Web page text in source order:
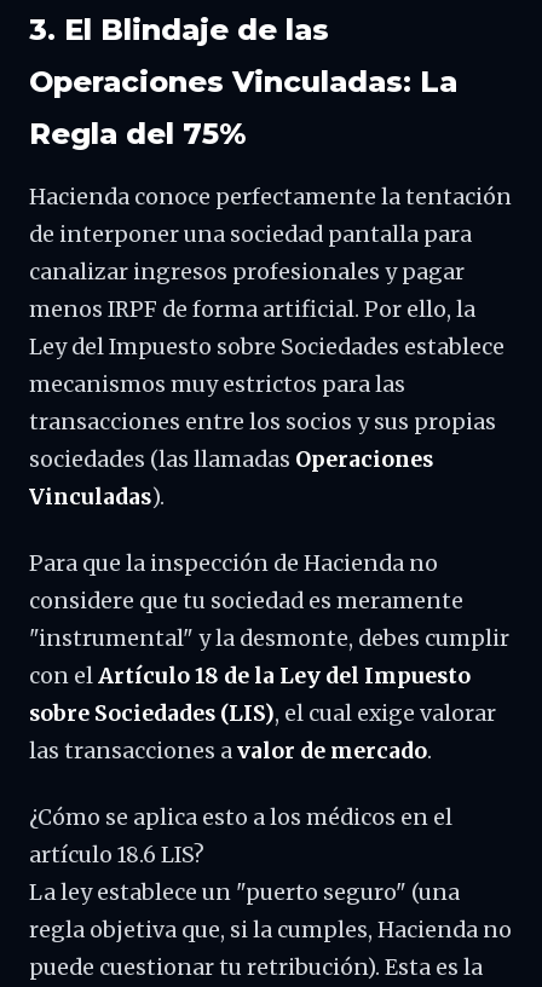
3. El Blindaje de las
Operaciones Vinculadas: La
Regla del 75%
Hacienda conoce perfectamente la tentación
de interponer una sociedad pantalla para
canalizar ingresos profesionales y pagar
menos IRPF de forma artificial. Por ello, la
Ley del Impuesto sobre Sociedades establece
mecanismos muy estrictos para las
transacciones entre los socios y sus propias
sociedades (las llamadas Operaciones
Vinculadas).
Para que la inspección de Hacienda no
considere que tu sociedad es meramente
"instrumental" y la desmonte, debes cumplir
con elArtículo 18 de la Ley del Impuesto
sobre Sociedades (LIS), el cual exige valorar
las transacciones avalor de mercado.
¿Cómo se aplica esto a los médicos en el
artículo 18.6 LIS?
La ley establece un "puerto seguro" (una
regla objetiva que, si la cumples, Hacienda no
puede cuestionar tu retribución). Esta es la